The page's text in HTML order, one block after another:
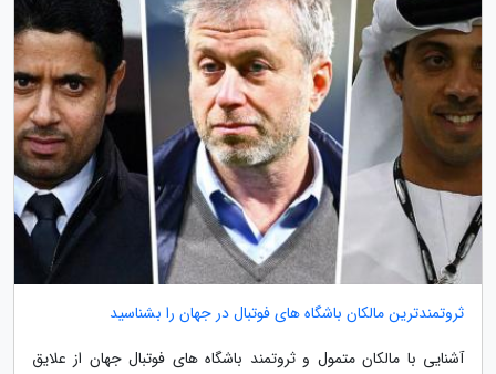
ثروتمندترین مالکان باشگاه های فوتبال در جهان را بشناسید
آشنایی با مالکان متمول و ثروتمند باشگاه های فوتبال جهان از علایق